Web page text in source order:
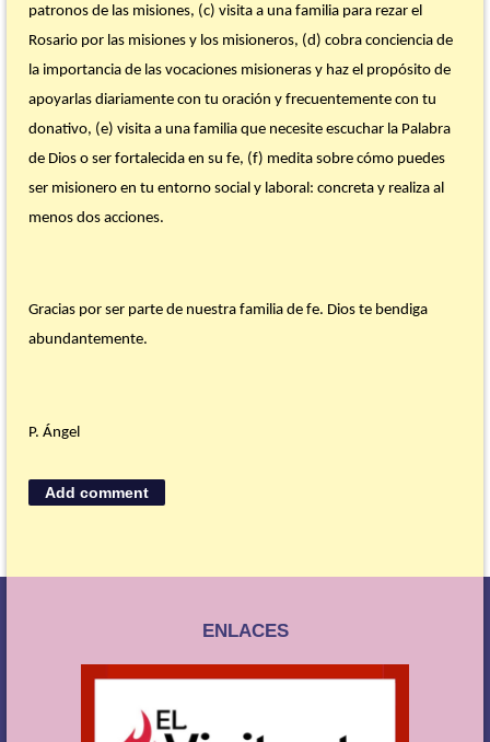
patronos de las misiones, (c) visita a una familia para rezar el
Rosario por las misiones y los misioneros, (d) cobra conciencia de
la importancia de las vocaciones misioneras y haz el propósito de
apoyarlas diariamente con tu oración y frecuentemente con tu
donativo, (e) visita a una familia que necesite escuchar la Palabra
de Dios o ser fortalecida en su fe, (f) medita sobre cómo puedes
ser misionero en tu entorno social y laboral: concreta y realiza al
menos dos acciones.
Gracias por ser parte de nuestra familia de fe. Dios te bendiga
abundantemente.
P. Ángel
ENLACES